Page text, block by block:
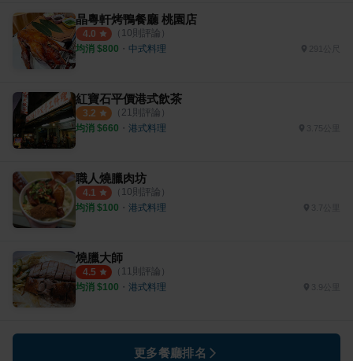
晶粵軒烤鴨餐廳 桃園店
4.0 （ 10則評論）
均消 $800 ・ 中式料理
紅寶石平價港式飲茶
3.2 （ 21則評論）
均消 $660 ・ 港式料理 3.75公里
職人燒臘肉坊
4.1 （ 10則評論）
均消 $100 ・ 港式料理
燒臘大師
4.5 （ 11則評論）
均消 $100 ・ 港式料理
更多餐廳排名